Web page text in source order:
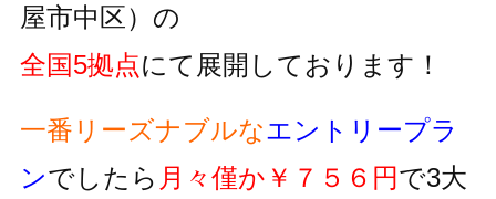
屋市中区）の
全国5拠点にて展開しております！
一番リーズナブルなエントリープラ
ンでしたら 月々僅か￥７５６円で3大